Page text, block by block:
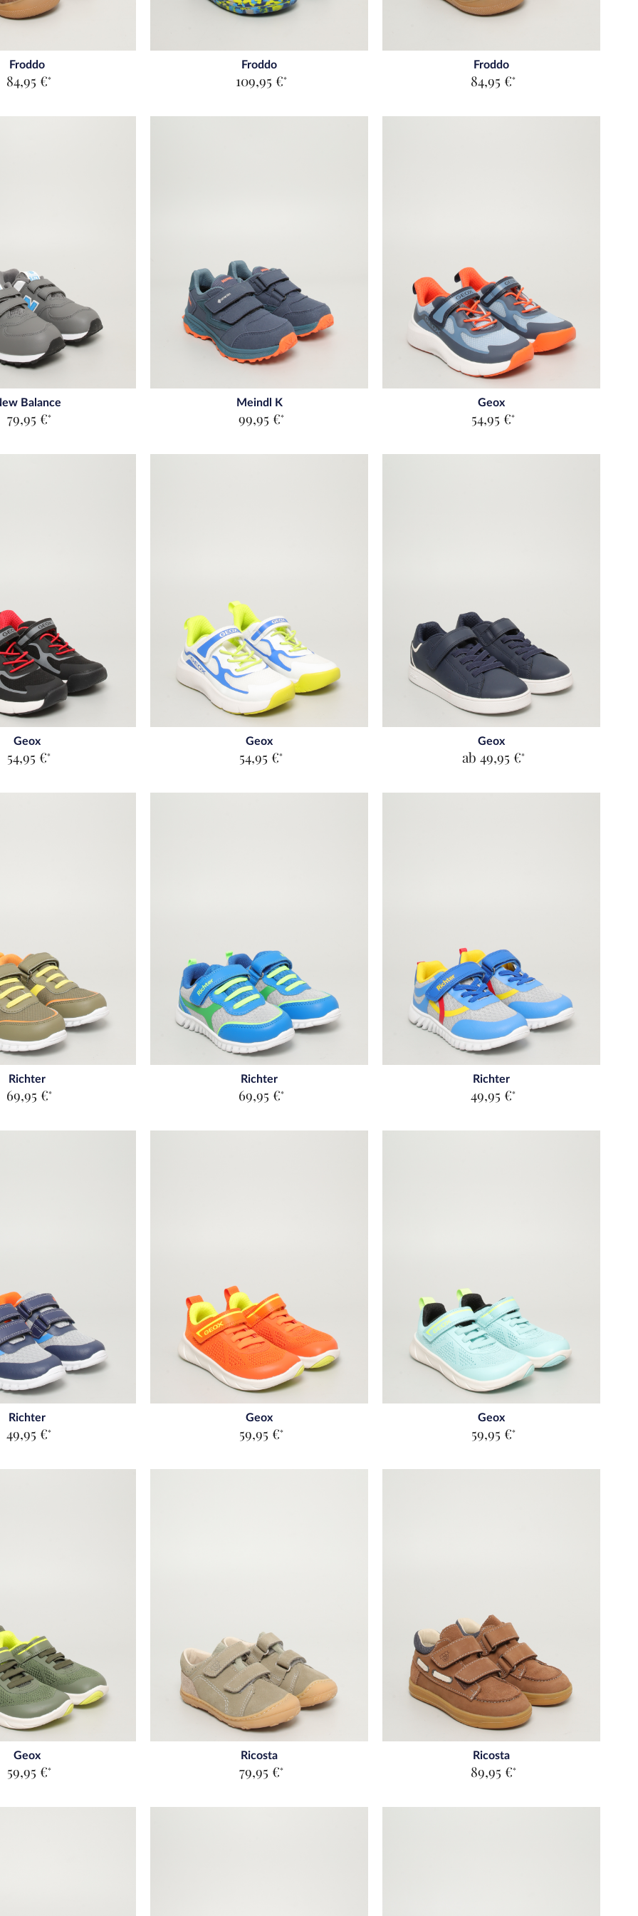
Froddo
84,95 €*
Froddo
109,95 €*
Froddo
84,95 €*
Balance
79,95 €*
Meindl K
99,95 €*
Geox
54,95 €*
Geox
54,95 €*
Geox
54,95 €*
Geox
ab 49,95 €*
Richter
69,95 €*
Richter
69,95 €*
Richter
49,95 €*
Richter
49,95 €*
Geox
59,95 €*
Geox
59,95 €*
Geox
59,95 €*
Ricosta
79,95 €*
Ricosta
89,95 €*